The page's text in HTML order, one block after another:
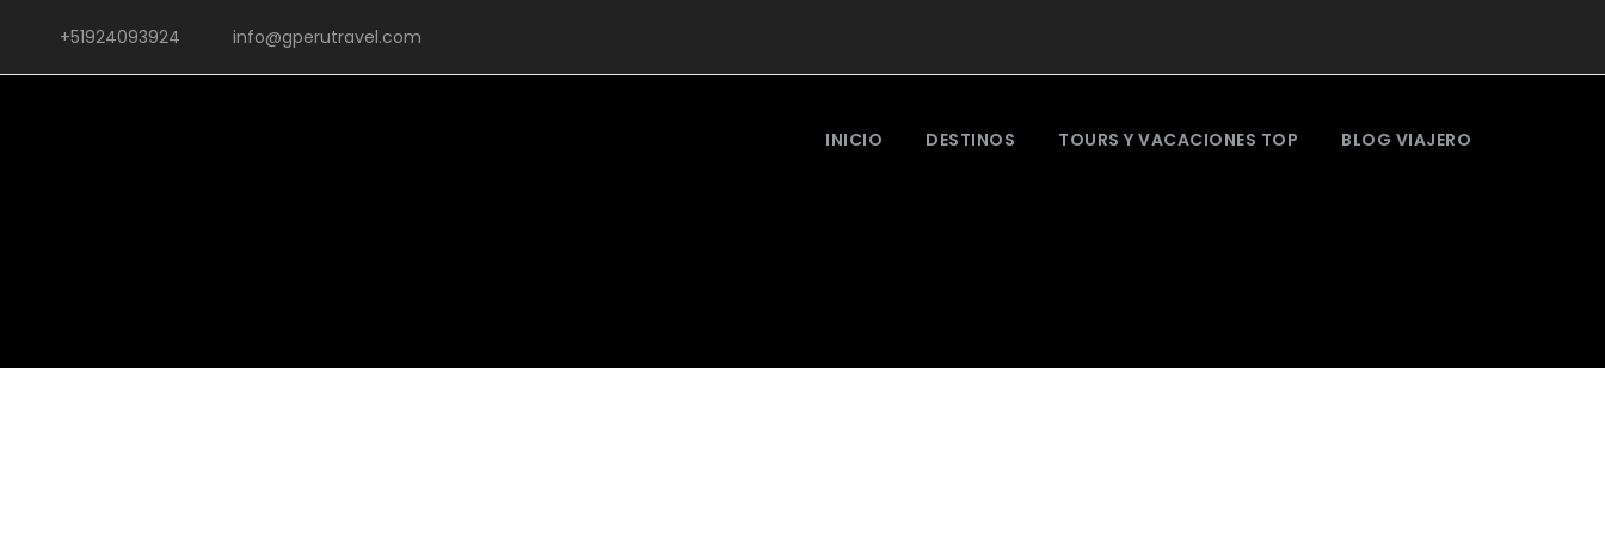
+51924093924 info@gperutravel.com
INICIO DESTINOS TOURS Y VACACIONES TOP BLOG VIAJERO